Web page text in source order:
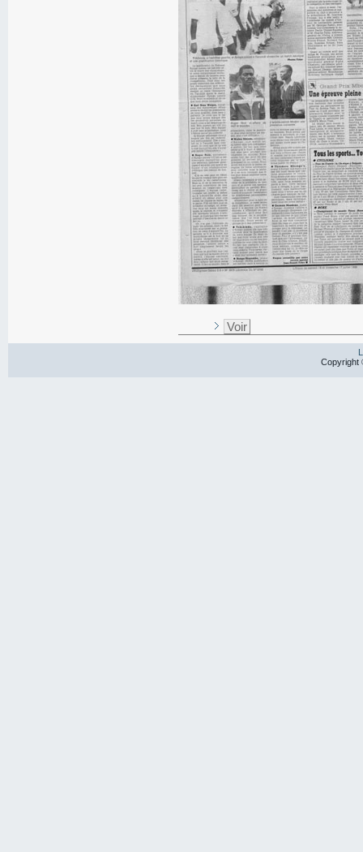
Voir
Copyright